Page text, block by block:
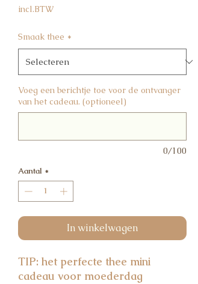
incl.BTW
Smaak thee *
Voeg een berichtje toe voor de ontvanger
van het cadeau. (optioneel)
0/100
Aantal *
In winkelwagen
TIP: het perfecte thee mini
cadeau voor moederdag